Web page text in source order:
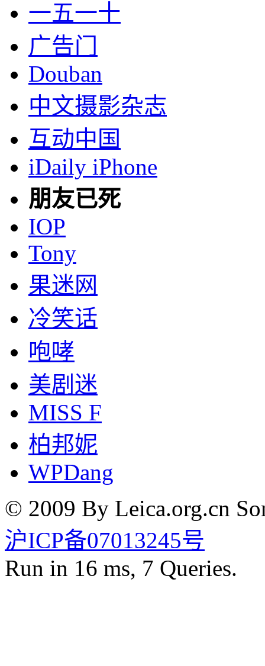
一五一十
广告门
Douban
中文摄影杂志
互动中国
iDaily iPhone
朋友已死
IOP
Tony
果迷网
冷笑话
咆哮
美剧迷
MISS F
柏邦妮
WPDang
© 2009 By Leica.org.cn
沪ICP备07013245号
Run in 16 ms, 7 Queries.